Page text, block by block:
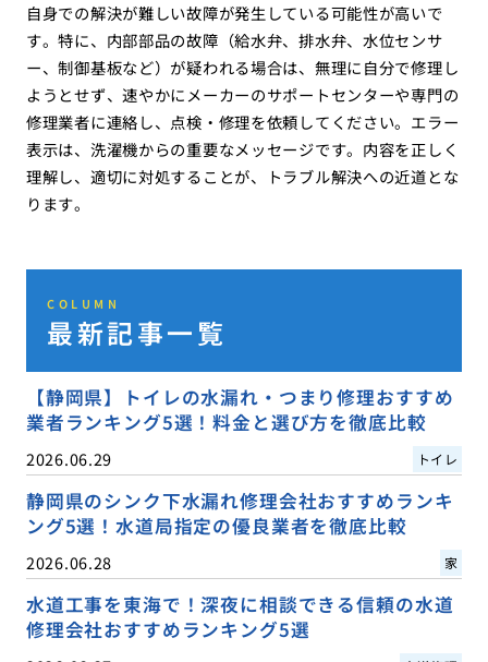
自身での解決が難しい故障が発生している可能性が高いで
す。特に、内部部品の故障（給水弁、排水弁、水位センサ
ー、制御基板など）が疑われる場合は、無理に自分で修理し
ようとせず、速やかにメーカーのサポートセンターや専門の
修理業者に連絡し、点検・修理を依頼してください。エラー
表示は、洗濯機からの重要なメッセージです。内容を正しく
理解し、適切に対処することが、トラブル解決への近道とな
ります。
COLUMN
最新記事一覧
【静岡県】トイレの水漏れ・つまり修理おすすめ
業者ランキング5選！料金と選び方を徹底比較
2026.06.29 トイレ
静岡県のシンク下水漏れ修理会社おすすめランキ
ング5選！水道局指定の優良業者を徹底比較
2026.06.28 家
水道工事を東海で！深夜に相談できる信頼の水道
修理会社おすすめランキング5選